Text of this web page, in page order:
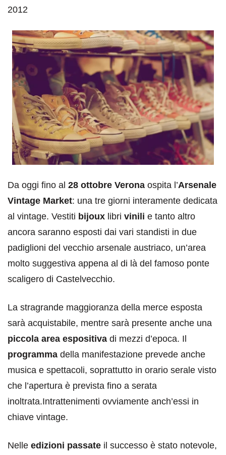
2012
Da oggi fino al 28 ottobre Verona ospita l’Arsenale
Vintage Market: una tre giorni interamente dedicata
al vintage. Vestiti bijoux libri vinili e tanto altro
ancora saranno esposti dai vari standisti in due
padiglioni del vecchio arsenale austriaco, un’area
molto suggestiva appena al di là del famoso ponte
scaligero di Castelvecchio.
La stragrande maggioranza della merce esposta
sarà acquistabile, mentre sarà presente anche una
piccola area espositiva di mezzi d’epoca. Il
programma della manifestazione prevede anche
musica e spettacoli, soprattutto in orario serale visto
che l’apertura è prevista fino a serata
inoltrata.Intrattenimenti ovviamente anch’essi in
chiave vintage.
Nelle edizioni passate il successo è stato notevole,